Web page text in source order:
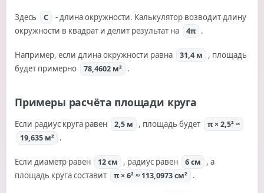
Здесь C
- длина окружности. Калькулятор возводит длину
окружности в квадрат и делит результат на
4π .
Например, если длина окружности равна 31,4 м
, площадь
будет примерно
78,4602 м² .
Примеры расчёта площади круга
Если радиус круга равен 2,5 м , площадь будет
π × 2,5² ≈
19,635 м² .
Если диаметр равен 12 см , радиус равен 6 см
, а
площадь круга составит
π × 6² ≈ 113,0973 см² .